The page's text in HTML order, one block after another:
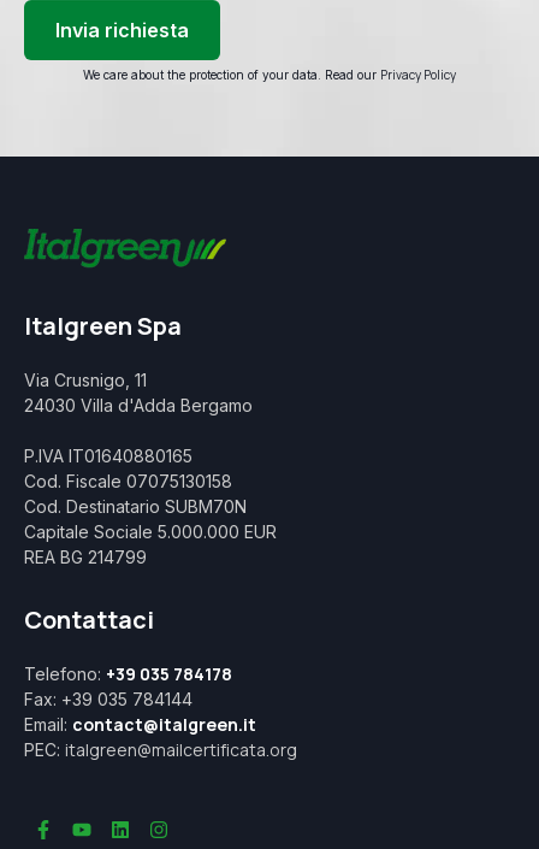
We care about the protection of your data. Read our Privacy Policy
Italgreen Spa
Via Crusnigo, 11
24030 Villa d'Adda Bergamo
P.IVA IT01640880165
Cod. Fiscale 07075130158
Cod. Destinatario SUBM70N
Capitale Sociale 5.000.000 EUR
REA BG 214799
Contattaci
Telefono: +39 035 784178
Fax: +39 035 784144
Email: contact@italgreen.it
PEC: italgreen@mailcertificata.org